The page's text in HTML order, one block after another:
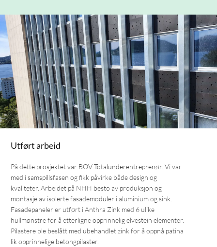
Utført arbeid
På dette prosjektet var BOV Totalunderentreprenør. Vi var
med i samspillsfasen og fikk påvirke både design og
kvaliteter. Arbeidet på NHH besto av produksjon og
montasje av isolerte fasademoduler i aluminium og sink.
Fasadepaneler er utført i Anthra Zink med 6 ulike
hullmønstre for å etterligne opprinnelig elvestein elementer.
Pilastere ble beslått med ubehandlet zink for å oppnå patina
lik opprinnelige betongpilaster.